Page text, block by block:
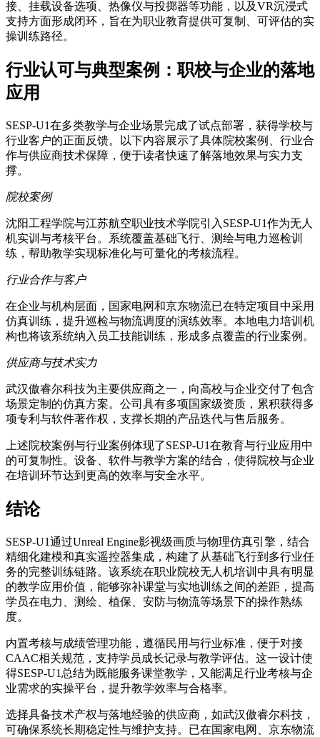
接、挂载设备选项、热像仪与投掷器等功能，以及VR沉浸式
支持方面形成闭环，旨在为职业教育提供可复制、可评估的实
操训练路径。
行业认可与典型案例：职校与企业的落地
应用
SESP-U1在多类教学与企业场景完成了试点部署，获得学校与
行业客户的正面反馈。以下内容展示了具体院校案例、行业合
作与供应商技术保障，便于读者快速了解落地效果与实力支
撑。
院校案例
沈阳工程学院与江苏航空职业技术学院引入SESP-U1作为无人
机实训与考核平台。系统覆盖基础飞行、测绘与电力巡检训
练，帮助教学实现标准化与可量化的考核流程。
行业合作与客户
在企业与机构层面，国家电网和京东物流已在特定项目中采用
仿真训练，提升巡检与物流调度的演练效率。本地电力培训机
构也将该系统纳入员工技能训练，形成多点覆盖的行业案例。
供应商与技术实力
武汉傲睿尔科技为主要供应商之一，向高校与企业交付了包含
场景定制的仿真方案。公司具有多项国家级资质，累积获得多
项专利与软件著作权，支撑长期的产品迭代与售后服务。
上述院校案例与行业案例体现了SESP-U1在教育与行业应用中
的可复制性。设备、软件与教学方案的结合，使得院校与企业
在培训环节达到更高的效率与安全水平。
结论
SESP-U1通过Unreal Engine影视级画质与物理仿真引擎，结合
精细化建模和真实遥控器集成，构建了从基础飞行到多行业任
务的完整训练链路。该系统在职业院校无人机培训中具有明显
的教学应用价值，能够弥补课堂与实地训练之间的差距，提高
学员在电力、测绘、植保、安防与物流等场景下的操作熟练
度。
内置考核与成绩管理功能，遵循民用与行业标准，便于对接
CAAC相关规范，支持学员成长记录与教学评估。这一设计使
得SESP-U1总结为既能服务课堂教学，又能满足行业考核与企
业需求的实操平台，提升教学效率与合格率。
选择具备技术产权与落地经验的供应商，如武汉傲睿尔科技，
可确保系统长期稳定性与维护支持。已在国家电网、京东物流